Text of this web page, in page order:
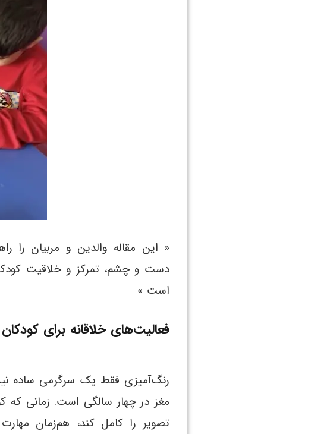
« این مقاله والدین و مربیان را
است »
فعالیت‌های خلاقانه برای
رنگ‌آمیزی فقط یک سرگرمی ساده
مغز در چهار سالگی است. زمانی
تصویر را کامل کند، هم‌زمان